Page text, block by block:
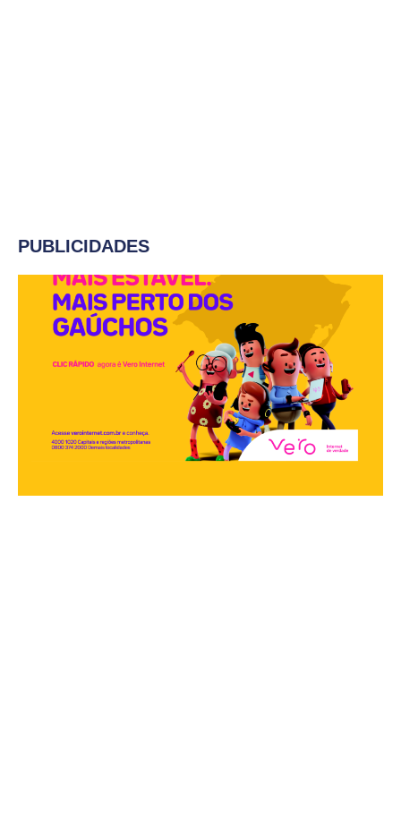
PUBLICIDADES